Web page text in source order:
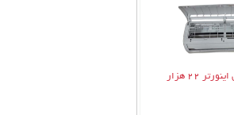
قالب پنل داخلی کولرگازی اینورتر 22 هزار
کالا